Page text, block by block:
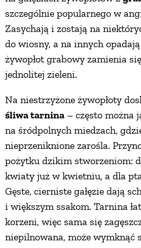
szczególnie popularnego w
Zasychają i zostają na
do wiosny, a na innych
żywopłot grabowy zamienia
jednolitej zieleni.
Na niestrzyżone żywopłoty
śliwa tarnina – często można
na śródpolnych miedzach,
nieprzeniknione zarośla.
pożytku dzikim stworzeniom:
kwiaty już w kwietniu, a dla
Gęste, cierniste gałęzie dają
i większym ssakom. Tarnina
korzeni, więc sama się
niepilnowana, może wymknąć